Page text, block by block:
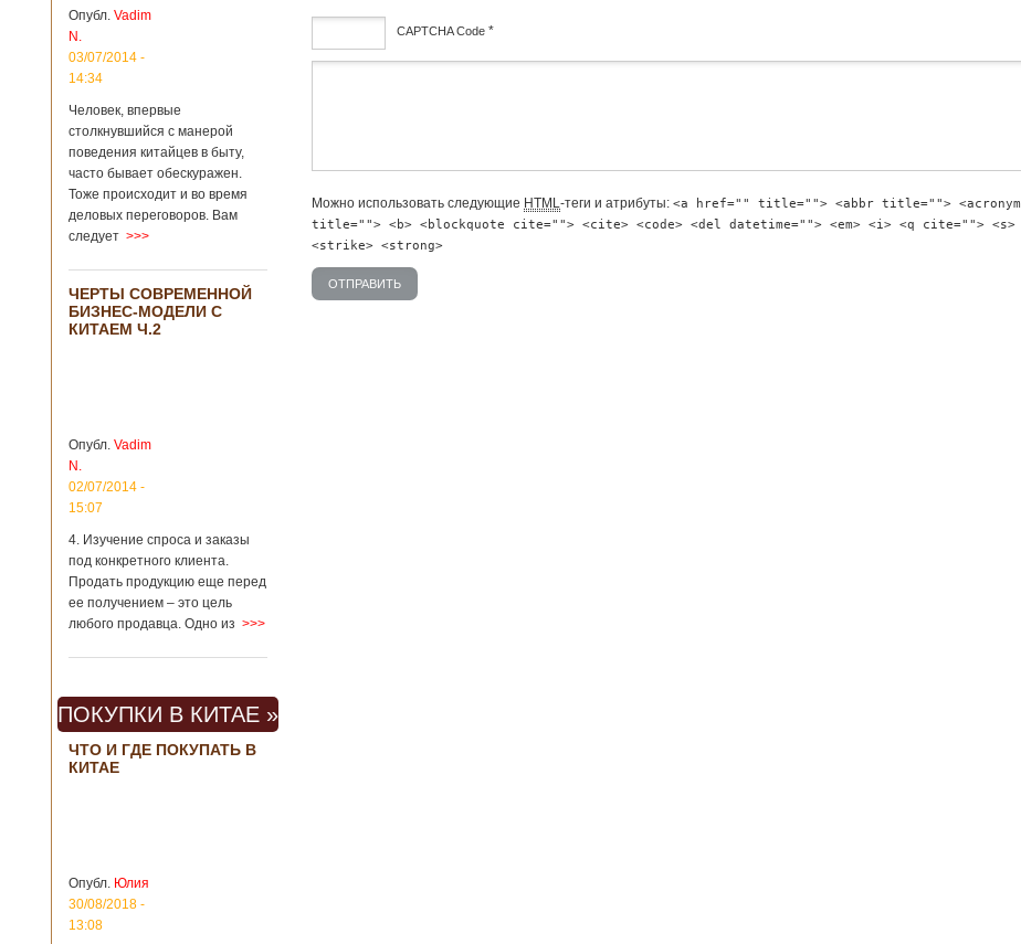
километров.
Сообщается, что
функциональных
зон для
Подробнее...
Опубликовано
12/02/2019 - 10:40
Удивительные
для туристов
вещи в Китае
Традиции и
образ жизни
жителей Китая
существенно
европейского быта.
Мы собрали для
вас информацию о
вещах, которые
Пекине или
Шанхае терактов
Китай в этом
отношении
считается
государством. Но в
метрополитене
Шанхая или
Подробнее...
23/09/2018 - 13:07
В Китае
свет ребенок
через 4 года
после смерти
родителей
В Китае спустя 4
года после смерти
появился их
ребенок. Выносила
несколько
эмбрионов, так как
планировали
Опубл. Vadim
N.
03/07/2014 -
14:34
Человек, впервые
столкнувшийся с манерой
поведения китайцев в быту,
часто бывает обескуражен.
Тоже происходит и во время
деловых переговоров. Вам
следует >>>
ЧЕРТЫ СОВРЕМЕННОЙ
БИЗНЕС-МОДЕЛИ С
КИТАЕМ Ч.2
Опубл. Vadim
N.
02/07/2014 -
15:07
4. Изучение спроса и заказы
под конкретного клиента.
Продать продукцию еще перед
ее получением – это цель
любого продавца. Одно из >>>
ПОКУПКИ В КИТАЕ »
ЧТО И ГДЕ ПОКУПАТЬ В
КИТАЕ
Опубл. Юлия
30/08/2018 -
13:08
CAPTCHA Code *
Можно использовать следующие HTML-теги и атрибуты: <a href="" title=""> <abbr title=""> <acronym
title=""> <b> <blockquote cite=""> <cite> <code> <del datetime=""> <em> <i> <q cite=""> <s>
<strike> <strong>